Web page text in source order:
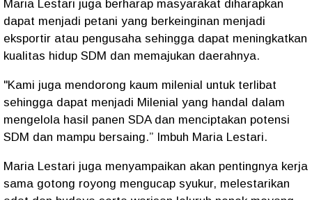
Maria Lestari juga berharap masyarakat diharapkan
dapat menjadi petani yang berkeinginan menjadi
eksportir atau pengusaha sehingga dapat meningkatkan
kualitas hidup SDM dan memajukan daerahnya.
"Kami juga mendorong kaum milenial untuk terlibat
sehingga dapat menjadi Milenial yang handal dalam
mengelola hasil panen SDA dan menciptakan potensi
SDM dan mampu bersaing.” Imbuh Maria Lestari.
Maria Lestari juga menyampaikan akan pentingnya kerja
sama gotong royong mengucap syukur, melestarikan